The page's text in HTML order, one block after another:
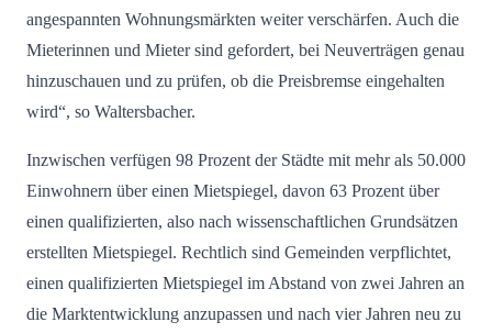
angespannten Wohnungsmärkten weiter verschärfen. Auch die
Mieterinnen und Mieter sind gefordert, bei Neuverträgen genau
hinzuschauen und zu prüfen, ob die Preisbremse eingehalten
wird“, so Waltersbacher.
Inzwischen verfügen 98 Prozent der Städte mit mehr als 50.000
Einwohnern über einen Mietspiegel, davon 63 Prozent über
einen qualifizierten, also nach wissenschaftlichen Grundsätzen
erstellten Mietspiegel. Rechtlich sind Gemeinden verpflichtet,
einen qualifizierten Mietspiegel im Abstand von zwei Jahren an
die Marktentwicklung anzupassen und nach vier Jahren neu zu